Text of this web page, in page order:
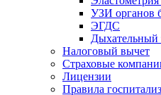
УЗИ органов
ЭГДС
Дыхательный
Налоговый вычет
Страховые
Лицензии
Правила